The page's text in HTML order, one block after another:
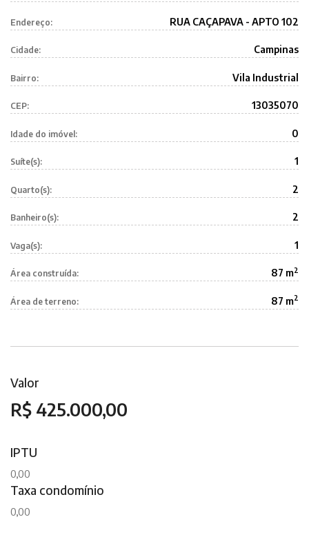
Endereço: RUA CAÇAPAVA - APTO 102
Cidade: Campinas
Bairro: Vila Industrial
CEP: 13035070
Idade do imóvel: 0
Suíte(s): 1
Quarto(s): 2
Banheiro(s): 2
Vaga(s): 1
Área construída: 87 m2
Área de terreno: 87 m2
Valor
R$ 425.000,00
IPTU
0,00
Taxa condomínio
0,00